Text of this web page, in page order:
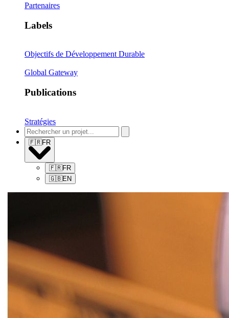
Partenaires
Labels
Objectifs de Développement Durable
Global Gateway
Publications
Stratégies
🇫🇷FR
🇫🇷FR
🇬🇧EN